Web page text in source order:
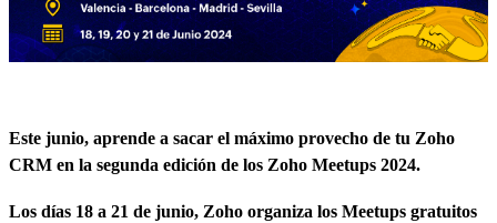
Este junio, aprende a sacar el máximo provecho de tu Zoho
CRM en la segunda edición de los Zoho Meetups 2024.
Los días 18 a 21 de junio, Zoho organiza los Meetups gratuitos